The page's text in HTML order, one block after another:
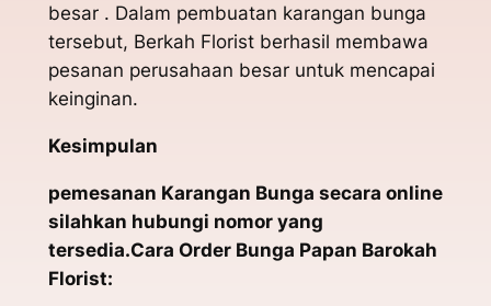
besar . Dalam pembuatan karangan bunga
tersebut, Berkah Florist berhasil membawa
pesanan perusahaan besar untuk mencapai
keinginan.
Kesimpulan
pemesanan Karangan Bunga secara online
silahkan hubungi nomor yang
tersedia.Cara Order Bunga Papan Barokah
Florist: